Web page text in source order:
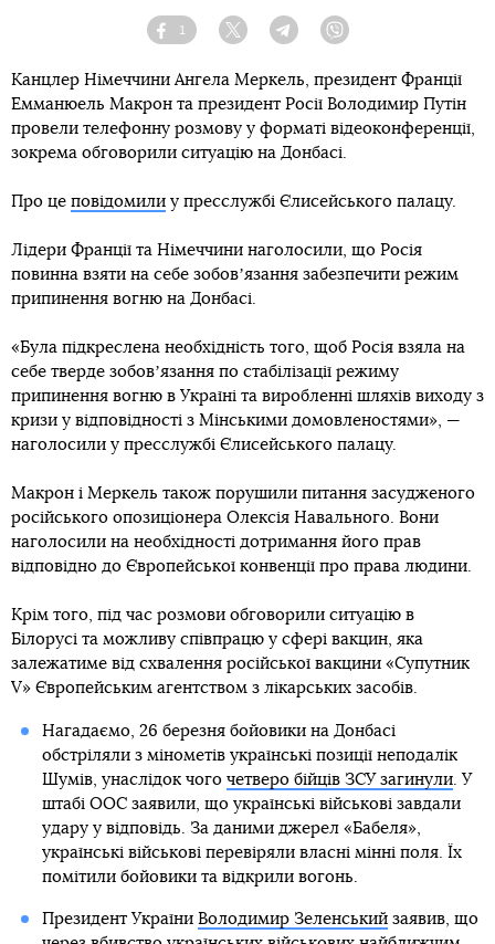
Facebook
1
Twitter TelegramViber
Канцлер Німеччини Ангела Меркель, президент Франції
Емманюель Макрон та президент Росії Володимир Путін
провели телефонну розмову у форматі відеоконференції,
зокрема обговорили ситуацію на Донбасі.
Про це повідомили у пресслужбі Єлисейського палацу.
Лідери Франції та Німеччини наголосили, що Росія
повинна взяти на себе зобовʼязання забезпечити режим
припинення вогню на Донбасі.
«Була підкреслена необхідність того, щоб Росія взяла на
себе тверде зобовʼязання по стабілізації режиму
припинення вогню в Україні та виробленні шляхів виходу з
кризи у відповідності з Мінськими домовленостями», —
наголосили у пресслужбі Єлисейського палацу.
Макрон і Меркель також порушили питання засудженого
російського опозиціонера Олексія Навального. Вони
наголосили на необхідності дотримання його прав
відповідно до Європейської конвенції про права людини.
Крім того, під час розмови обговорили ситуацію в
Білорусі та можливу співпрацю у сфері вакцин, яка
залежатиме від схвалення російської вакцини «Супутник
V» Європейським агентством з лікарських засобів.
Нагадаємо, 26 березня бойовики на Донбасі
обстріляли з мінометів українські позиції неподалік
Шумів, унаслідок чого четверо бійців ЗСУ загинули. У
штабі ООС заявили, що українські військові завдали
удару у відповідь. За даними джерел «Бабеля»,
українські військові перевіряли власні мінні поля. Їх
помітили бойовики та відкрили вогонь.
Президент України Володимир Зеленськийзаявив, що